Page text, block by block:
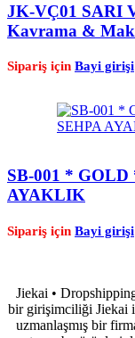
JK-VÇ01 SARI
Kavrama &
Sipariş için Bayi girişi
SB-001 *
AYAKLIK
Sipariş için Bayi girişi
Jiekai •
bir girişimciliği Jiekai
uzmanlaşmış bir